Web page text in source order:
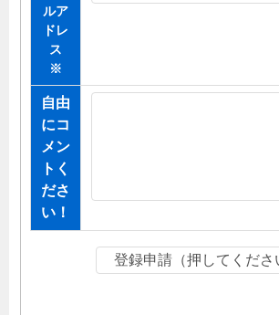
ルア
ドレ
※
自由
にコ
メン
トく
ださ
い！